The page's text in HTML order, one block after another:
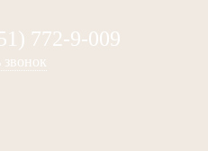
772-9-009
звонок